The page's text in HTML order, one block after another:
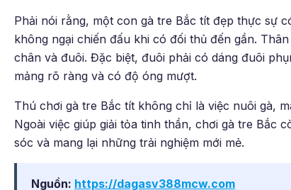
Phải nói rằng, một con gà tre Bắc tít đẹp thực sự
không ngại chiến đấu khi có đối thủ đến gần.
chân và đuôi. Đặc biệt, đuôi phải có dáng đuôi
mảng rõ ràng và có độ óng mượt.
Thú chơi gà tre Bắc tít không chỉ là việc nuôi gà,
Ngoài việc giúp giải tỏa tinh thần, chơi gà tre Bắc
sóc và mang lại những trải nghiệm mới mẻ.
Nguồn: https://dagasv388mcw.com